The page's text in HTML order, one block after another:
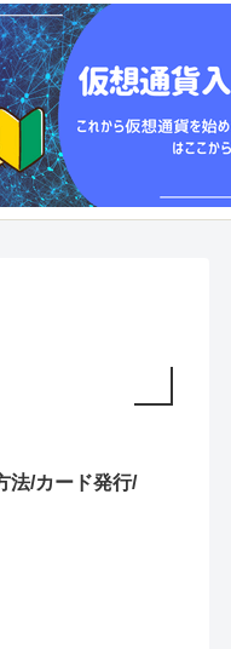
法/カード発行/